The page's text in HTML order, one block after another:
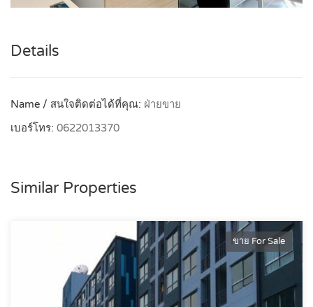
Details
Name / สนใจติดต่อได้ที่คุณ: ฝ่ายขาย
เบอร์โทร: 0622013370
Similar Properties
ขาย For Sale